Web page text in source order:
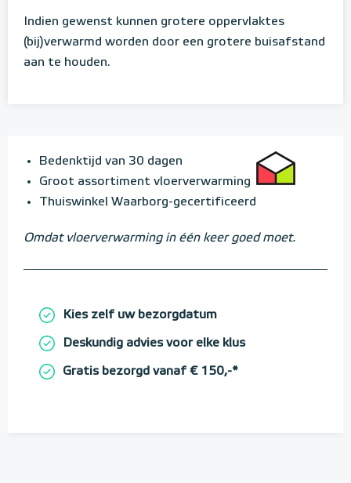
Indien gewenst kunnen grotere oppervlaktes
(bij)verwarmd worden door een grotere buisafstand
aan te houden.
Bedenktijd van 30 dagen
Groot assortiment vloerverwarming
Thuiswinkel Waarborg-gecertificeerd
Omdat vloerverwarming in één keer goed moet.
Kies zelf uw bezorgdatum
Deskundig advies voor elke klus
Gratis bezorgd vanaf € 150,-*